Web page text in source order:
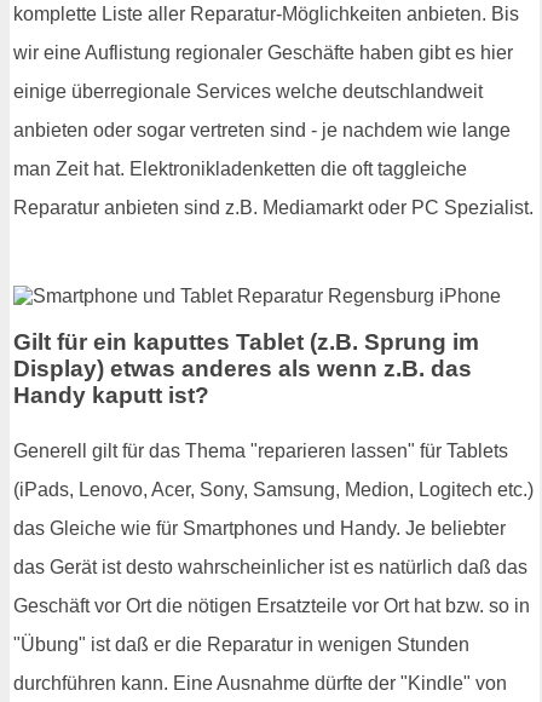
komplette Liste aller Reparatur-Möglichkeiten anbieten. Bis
wir eine Auflistung regionaler Geschäfte haben gibt es hier
einige überregionale Services welche deutschlandweit
anbieten oder sogar vertreten sind - je nachdem wie lange
man Zeit hat. Elektronikladenketten die oft taggleiche
Reparatur anbieten sind z.B. Mediamarkt oder PC Spezialist.
Gilt für ein kaputtes Tablet (z.B. Sprung im
Display) etwas anderes als wenn z.B. das
Handy kaputt ist?
Generell gilt für das Thema "reparieren lassen" für Tablets
(iPads, Lenovo, Acer, Sony, Samsung, Medion, Logitech etc.)
das Gleiche wie für Smartphones und Handy. Je beliebter
das Gerät ist desto wahrscheinlicher ist es natürlich daß das
Geschäft vor Ort die nötigen Ersatzteile vor Ort hat bzw. so in
"Übung" ist daß er die Reparatur in wenigen Stunden
durchführen kann. Eine Ausnahme dürfte der "Kindle" von